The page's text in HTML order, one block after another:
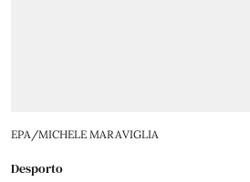
EPA/MICHELE MARAVIGLIA
Desporto